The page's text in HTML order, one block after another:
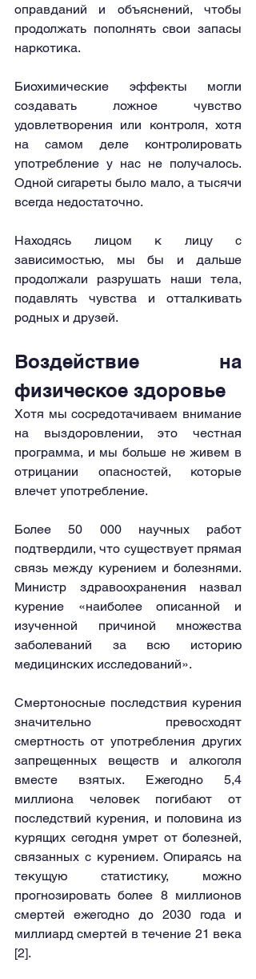
оправданий и объяснений, чтобы
продолжать пополнять свои запасы
наркотика.
Биохимические эффекты могли
создавать ложное чувство
удовлетворения или контроля, хотя
на самом деле контролировать
употребление у нас не получалось.
Одной сигареты было мало, а тысячи
всегда недостаточно.
Находясь лицом к лицу с
зависимостью, мы бы и дальше
продолжали разрушать наши тела,
подавлять чувства и отталкивать
родных и друзей.
Воздействие на
физическое здоровье
Хотя мы сосредотачиваем внимание
на выздоровлении, это честная
программа, и мы больше не живем в
отрицании опасностей, которые
влечет употребление.
Более 50 000 научных работ
подтвердили, что существует прямая
связь между курением и болезнями.
Министр здравоохранения назвал
курение «наиболее описанной и
изученной причиной множества
заболеваний за всю историю
медицинских исследований».
Смертоносные последствия курения
значительно превосходят
смертность от употребления других
запрещенных веществ и алкоголя
вместе взятых. Ежегодно 5,4
миллиона человек погибают от
последствий курения, и половина из
курящих сегодня умрет от болезней,
связанных с курением. Опираясь на
текущую статистику, можно
прогнозировать более 8 миллионов
смертей ежегодно до 2030 года и
миллиард смертей в течение 21 века
[2].